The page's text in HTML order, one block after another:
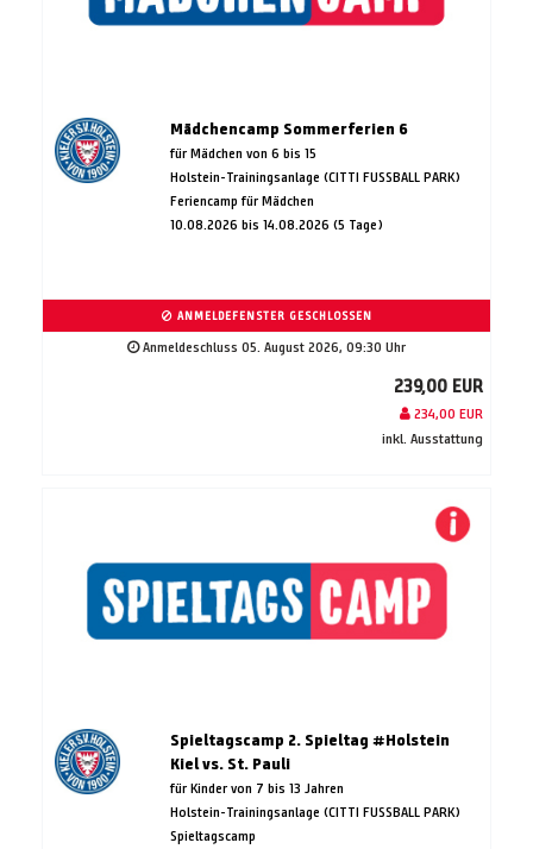
Mädchencamp Sommerferien 6
für Mädchen von 6 bis 15
Holstein-Trainingsanlage (CITTI FUSSBALL PARK)
Feriencamp für Mädchen
10.08.2026 bis 14.08.2026 (5 Tage)
ANMELDEFENSTER GESCHLOSSEN
Anmeldeschluss 05. August 2026, 09:30 Uhr
239,00 EUR
234,00 EUR
inkl. Ausstattung
Spieltagscamp 2. Spieltag #Holstein
Kiel vs. St. Pauli
für Kinder von 7 bis 13 Jahren
Holstein-Trainingsanlage (CITTI FUSSBALL PARK)
Spieltagscamp